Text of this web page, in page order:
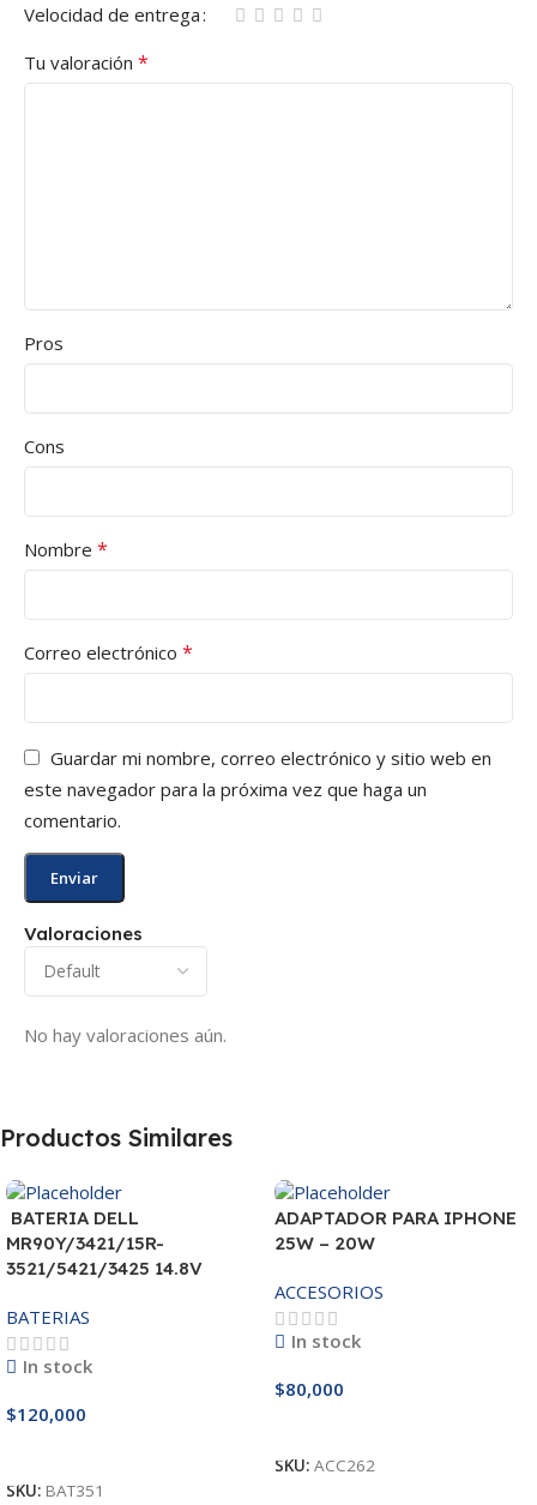
Valoraciones
No hay valoraciones aún.
Velocidad de entrega
Tu valoración *
Pros
Cons
Nombre *
Correo electrónico *
Guardar mi nombre, correo electrónico y sitio web en
este navegador para la próxima vez que haga un
comentario.
Productos Similares
BATERIA DELL
MR90Y/3421/15R-
3521/5421/3425 14.8V
BATERIAS
In stock
$120,000
SKU: BAT351
ADAPTADOR PARA IPHONE
25W – 20W
ACCESORIOS
In stock
$80,000
SKU: ACC262